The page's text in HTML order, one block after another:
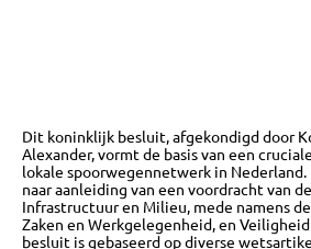
Dit koninklijk besluit, afgekondigd door
Alexander, vormt de basis van een
lokale spoorwegennetwerk in
naar aanleiding van een voordracht van
Infrastructuur en Milieu, mede namens
Zaken en Werkgelegenheid, en
besluit is gebaseerd op diverse